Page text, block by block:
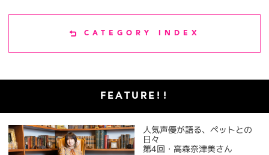
CATEGORY INDEX
FEATURE!!
人気声優が語る、ペットとの
日々
第4回・高森奈津美さん